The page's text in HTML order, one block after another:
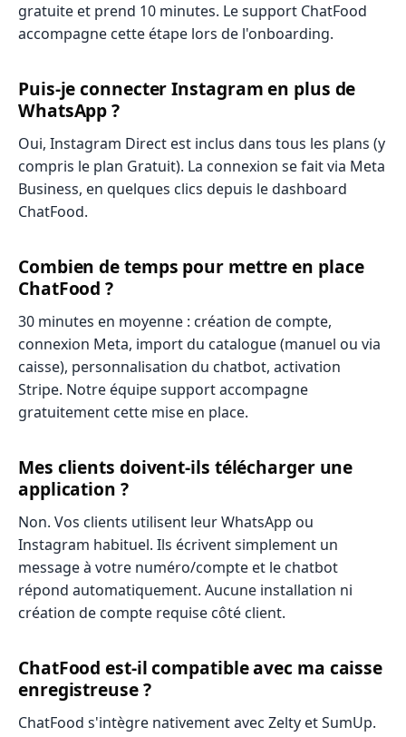
gratuite et prend 10 minutes. Le support ChatFood
accompagne cette étape lors de l'onboarding.
Puis-je connecter Instagram en plus de
WhatsApp ?
Oui, Instagram Direct est inclus dans tous les plans (y
compris le plan Gratuit). La connexion se fait via Meta
Business, en quelques clics depuis le dashboard
ChatFood.
Combien de temps pour mettre en place
ChatFood ?
30 minutes en moyenne : création de compte,
connexion Meta, import du catalogue (manuel ou via
caisse), personnalisation du chatbot, activation
Stripe. Notre équipe support accompagne
gratuitement cette mise en place.
Mes clients doivent-ils télécharger une
application ?
Non. Vos clients utilisent leur WhatsApp ou
Instagram habituel. Ils écrivent simplement un
message à votre numéro/compte et le chatbot
répond automatiquement. Aucune installation ni
création de compte requise côté client.
ChatFood est-il compatible avec ma caisse
enregistreuse ?
ChatFood s'intègre nativement avec Zelty et SumUp.